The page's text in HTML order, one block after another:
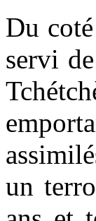
Du
servi
un